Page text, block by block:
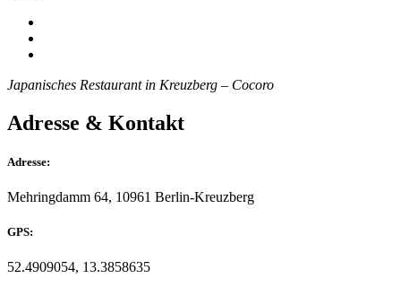
Japanisches Restaurant in Kreuzberg – Cocoro
Adresse & Kontakt
Adresse:
Mehringdamm 64, 10961 Berlin-Kreuzberg
GPS:
52.4909054, 13.3858635